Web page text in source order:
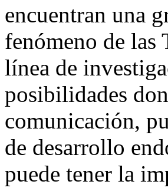
encuentran una
fenómeno de las
línea de
posibilidades
comunicación,
de desarrollo
puede tener la